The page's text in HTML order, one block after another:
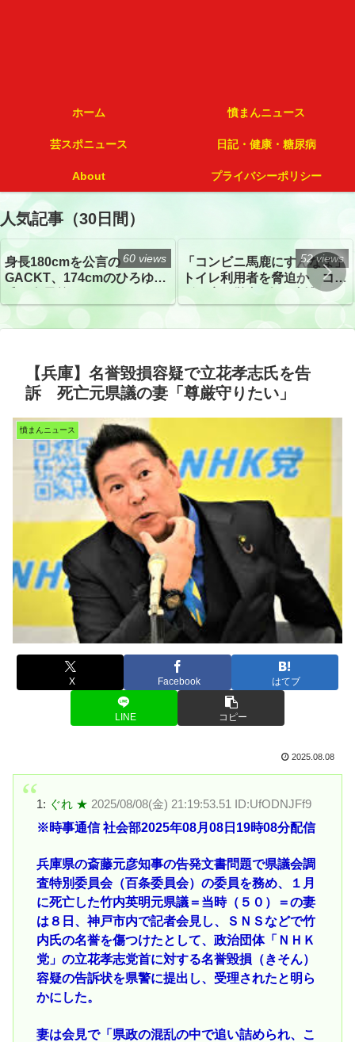
ホーム 憤まんニュース
芸スポニュース 日記・健康・糖尿病
About プライバシーポリシー
人気記事（30日間）
身長180cmを公言の
GACKT、174cmのひろゆき
トざわつき イベントでの写
真が話題
60 views
「コンビニ馬鹿にすんなよ」
トイレ利用者を脅迫か コン
52 views
【兵庫】名誉毀損容疑で立花孝志氏を告
訴 死亡元県議の妻「尊厳守りたい」
憤まんニュース
X Facebook はてブ
LINE コピー
2025.08.08
1: ぐれ ★ 2025/08/08(金) 21:19:53.51 ID:UfODNJFf9
※時事通信 社会部2025年08月08日19時08分配信
兵庫県の斎藤元彦知事の告発文書問題で県議会調
査特別委員会（百条委員会）の委員を務め、１月
に死亡した竹内英明元県議＝当時（５０）＝の妻
は８日、神戸市内で記者会見し、ＳＮＳなどで竹
内氏の名誉を傷つけたとして、政治団体「ＮＨＫ
党」の立花孝志党首に対する名誉毀損（きそん）
容疑の告訴状を県警に提出し、受理されたと明ら
かにした。
妻は会見で「県政の混乱の中で追い詰められ、こ